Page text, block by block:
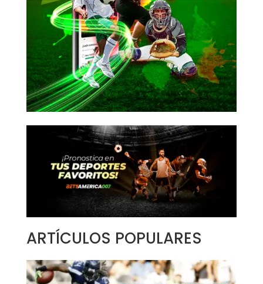
ARTÍCULOS POPULARES